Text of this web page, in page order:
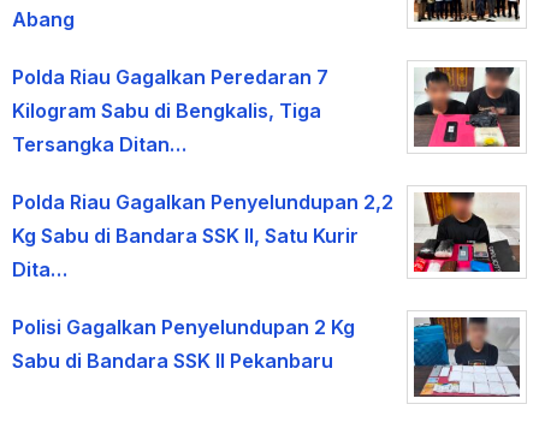
Abang
Polda Riau Gagalkan Peredaran 7
Kilogram Sabu di Bengkalis, Tiga
Tersangka Ditan…
Polda Riau Gagalkan Penyelundupan 2,2
Kg Sabu di Bandara SSK II, Satu Kurir
Dita…
Polisi Gagalkan Penyelundupan 2 Kg
Sabu di Bandara SSK II Pekanbaru